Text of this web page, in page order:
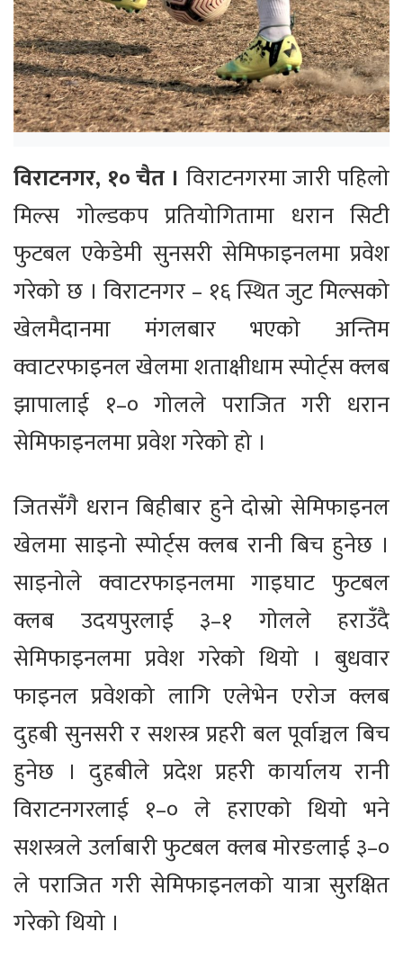
विराटनगर, १० चैत । विराटनगरमा जारी पहिलो
मिल्स गोल्डकप प्रतियोगितामा धरान सिटी
फुटबल एकेडेमी सुनसरी सेमिफाइनलमा प्रवेश
गरेको छ । विराटनगर – १६ स्थित जुट मिल्सको
खेलमैदानमा मंगलबार भएको अन्तिम
क्वाटरफाइनल खेलमा शताक्षीधाम स्पोर्ट्स क्लब
झापालाई १–० गोलले पराजित गरी धरान
सेमिफाइनलमा प्रवेश गरेको हो ।
जितसँगै धरान बिहीबार हुने दोस्रो सेमिफाइनल
खेलमा साइनो स्पोर्ट्स क्लब रानी बिच हुनेछ ।
साइनोले क्वाटरफाइनलमा गाइघाट फुटबल
क्लब उदयपुरलाई ३–१ गोलले हराउँदै
सेमिफाइनलमा प्रवेश गरेको थियो । बुधवार
फाइनल प्रवेशको लागि एलेभेन एरोज क्लब
दुहबी सुनसरी र सशस्त्र प्रहरी बल पूर्वाञ्चल बिच
हुनेछ । दुहबीले प्रदेश प्रहरी कार्यालय रानी
विराटनगरलाई १–० ले हराएको थियो भने
सशस्त्रले उर्लाबारी फुटबल क्लब मोरङलाई ३–०
ले पराजित गरी सेमिफाइनलको यात्रा सुरक्षित
गरेको थियो ।